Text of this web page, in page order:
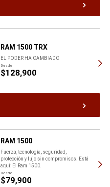
RAM 1500 TRX
EL PODER HA CAMBIADO
Desde
$128,900
RAM 1500
Fuerza, tecnología, seguridad,
protección y lujo sin compromisos. Está
aquí: El Ram 1500.
Desde
$79,900